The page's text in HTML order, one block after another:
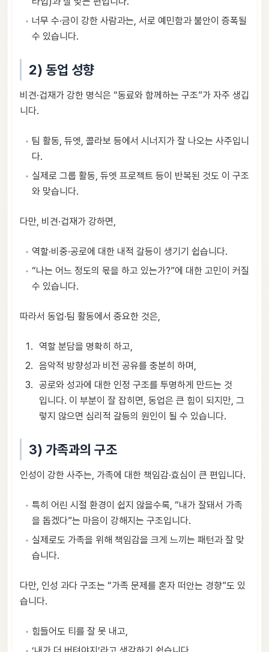
너무 수·금이 강한 사람과는, 서로 예민함과 불안이 증폭될
수 있습니다.
2) 동업 성향
비견·겁재가 강한 명식은 “동료와 함께하는 구조”가 자주 생깁
니다.
팀 활동, 듀엣, 콜라보 등에서 시너지가 잘 나오는 사주입니
다.
실제로 그룹 활동, 듀엣 프로젝트 등이 반복된 것도 이 구조
와 맞습니다.
다만, 비견·겁재가 강하면,
역할·비중·공로에 대한 내적 갈등이 생기기 쉽습니다.
“나는 어느 정도의 몫을 하고 있는가?”에 대한 고민이 커질
수 있습니다.
따라서 동업·팀 활동에서 중요한 것은,
역할 분담을 명확히 하고,
음악적 방향성과 비전 공유를 충분히 하며,
공로와 성과에 대한 인정 구조를 투명하게 만드는 것
입니다. 이 부분이 잘 잡히면, 동업은 큰 힘이 되지만, 그
렇지 않으면 심리적 갈등의 원인이 될 수 있습니다.
3) 가족과의 구조
인성이 강한 사주는, 가족에 대한 책임감·효심이 큰 편입니다.
특히 어린 시절 환경이 쉽지 않을수록, “내가 잘돼서 가족
을 돕겠다”는 마음이 강해지는 구조입니다.
실제로도 가족을 위해 책임감을 크게 느끼는 패턴과 잘 맞
습니다.
다만, 인성 과다 구조는 “가족 문제를 혼자 떠안는 경향”도 있
습니다.
힘들어도 티를 잘 못 내고,